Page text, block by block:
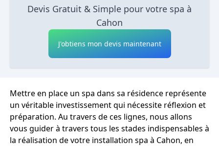
Devis Gratuit & Simple pour votre spa à
Cahon
J'obtiens mon devis maintenant
Mettre en place un spa dans sa résidence représente
un véritable investissement qui nécessite réflexion et
préparation. Au travers de ces lignes, nous allons
vous guider à travers tous les stades indispensables à
la réalisation de votre installation spa à Cahon, en